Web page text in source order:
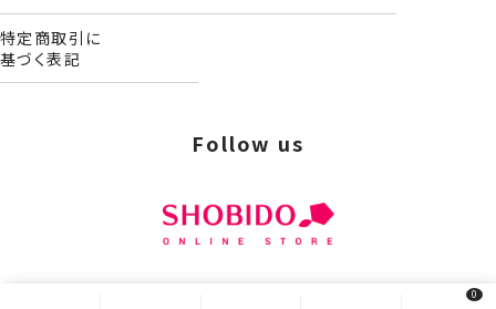
0
特定商取引に
基づく表記
Follow us